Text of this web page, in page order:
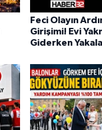
Feci Olayın
Girişimi! Evi
Giderken